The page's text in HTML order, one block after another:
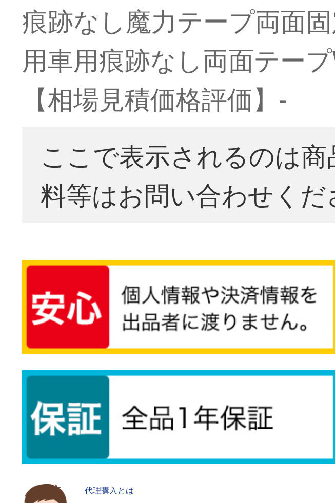
痕跡なし魔力テープ両面
用車用痕跡なし両面テー
【相場見積価格評価】-
ここで表示されるのは
料等はお問い合わせくだ
代理購入とは